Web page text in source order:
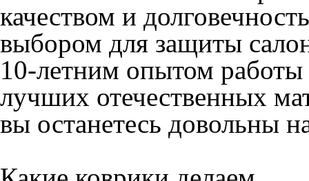
цветовых вариантах, что
соответствии с вашим
Собственная база лекал
гарантирует идеальную
автомобиля. Время
дня, что позволяет